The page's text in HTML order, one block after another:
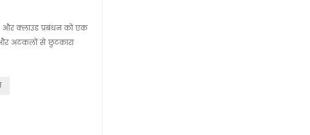
और क्लाउड प्रबंधन को एक
अटकलों से छुटकारा